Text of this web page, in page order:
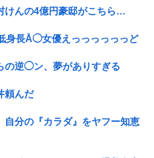
けんの4億円豪邸がこちら…
身長Å◯女優えっっっっっっど
の逆◯ン、夢がありすぎる
頼んだ
自分の『カラダ』をヤフー知恵